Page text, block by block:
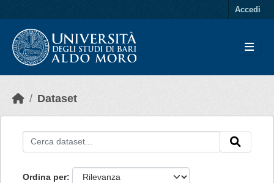
Accedi
Dataset
Ordina per